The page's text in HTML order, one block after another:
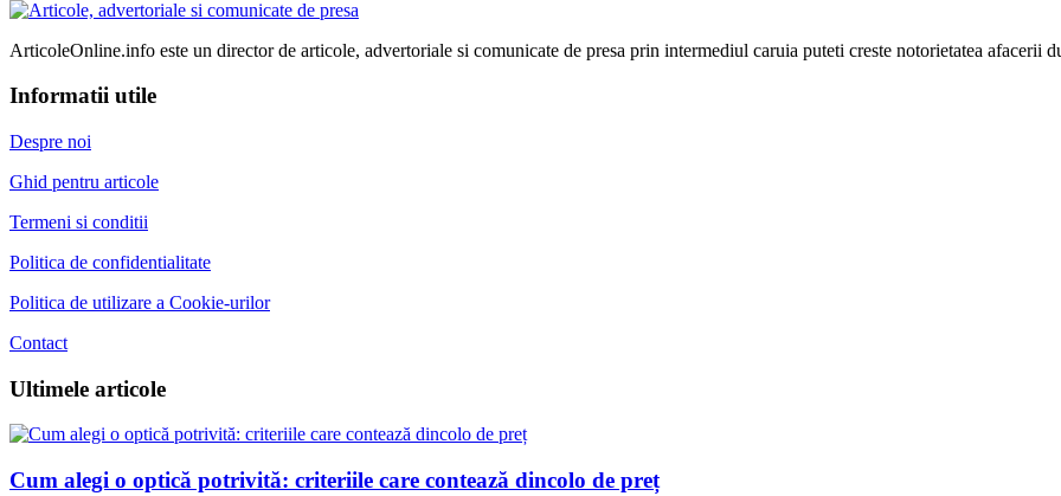
ArticoleOnline.info este un director de articole, advertoriale si comunicate de presa prin intermediul caruia puteti creste notorietatea afacerii
Informatii utile
Despre noi
Ghid pentru articole
Termeni si conditii
Politica de confidentialitate
Politica de utilizare a Cookie-urilor
Contact
Ultimele articole
Cum alegi o optică potrivită: criteriile care contează dincolo de preț